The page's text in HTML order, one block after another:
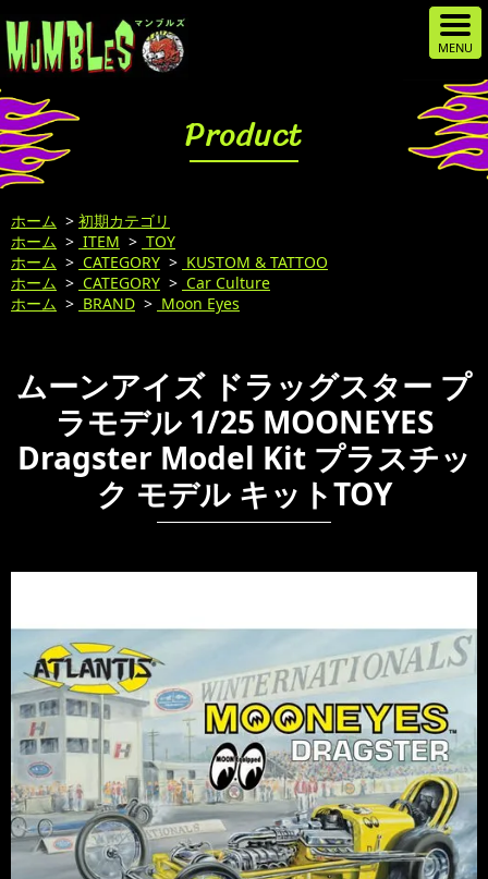
Product
ホーム > 初期カテゴリ
ホーム > ITEM > TOY
ホーム > CATEGORY > KUSTOM & TATTOO
ホーム > CATEGORY > Car Culture
ホーム > BRAND > Moon Eyes
ムーンアイズ ドラッグスター プ
ラモデル 1/25 MOONEYES
Dragster Model Kit プラスチッ
ク モデル キットTOY